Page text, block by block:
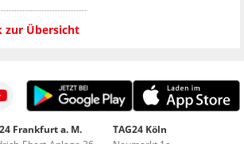
zur Übersicht
Frankfurt a. M.
TAG24 Köln